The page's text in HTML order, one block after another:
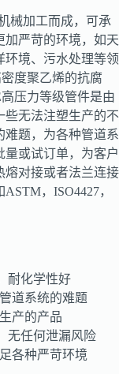
械加工而成，可承
加严苛的环境，如天
环境、污水处理等领
度聚乙烯的抗腐
压力等级管件是由
些无法注塑生产的不
难题，为各种管道系
或试订单，为客户
熔对接或者法兰连接
，ISO4427，
耐化学性好
道系统的难题
产的产品
无任何泄漏风险
各种严苛环境